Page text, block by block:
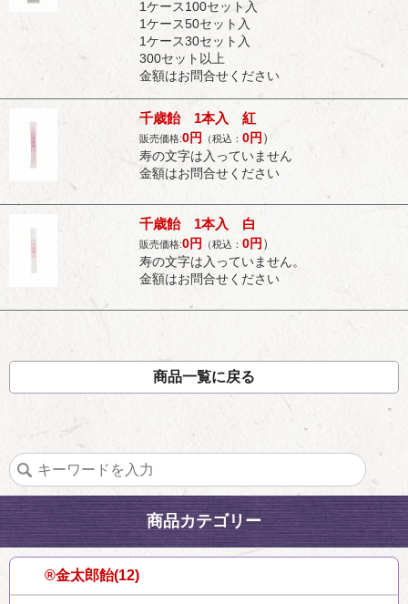
1ケース100セット入
1ケース50セット入
1ケース30セット入
300セット以上
金額はお問合せください
千歳飴 1本入 紅
販売価格:0円 （税込： 0円 ）
寿の文字は入っていません
金額はお問合せください
千歳飴 1本入 白
販売価格:0円 （税込： 0円 ）
寿の文字は入っていません。
金額はお問合せください
商品一覧に戻る
商品カテゴリー
®金太郎飴(12)